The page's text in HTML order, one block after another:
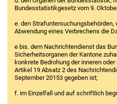
Bundesstatistikgesetz vom 9.
e. den Strafuntersuchungsbehörden,
Abwendung eines Verbrechens die
e bis. dem Nachrichtendienst das
Sicherheitsorganen der Kantone
konkrete Bedrohung der inneren
Artikel 19 Absatz 2 des
September 20153 gegeben ist;
f. im Einzelfall und auf schriftlich